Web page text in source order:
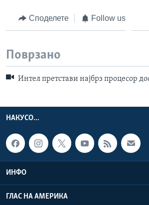
Споделете Follow us
Поврзано
Интел претстави најбрз процесор
НАКУСО...
ИНФО
ГЛАС НА АМЕРИКА